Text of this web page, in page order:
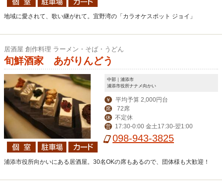
地域に愛されて、歌い継がれて。宜野湾の「カラオケスポット ジョイ」
居酒屋 創作料理 ラーメン・そば・うどん
旬鮮酒家 あがりんどう
中部｜浦添市
浦添市役所ナナメ向かい
￥ 平均予算 2,000円台
席 72席
休 不定休
営 17:30-0:00 金土17:30-翌1:00
098-943-3825
浦添市役所向かいにある居酒屋。30名OKの席もあるので、団体様も大歓迎！